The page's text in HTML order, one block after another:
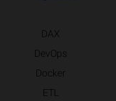
DAX
DevOps
Docker
ETL